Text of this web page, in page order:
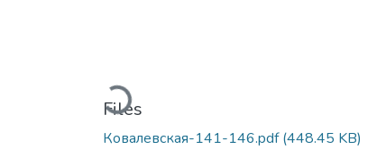
Loading...
Files
Ковалевская-141-146.pdf(448.45 KB)